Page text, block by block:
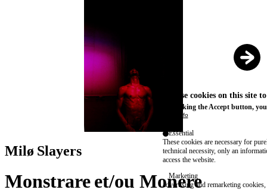
1 /3
Milø Slayers
Monstrare et/ou Monere
We use cookies on this site
By clicking the Accept button,
More info
Essential
These cookies are necessary for
technical necessity, only an
access the website.
Marketing
advertising and remarketing cookies,